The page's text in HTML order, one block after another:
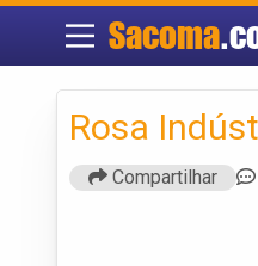
Sacoma
Rosa
Compartilhar